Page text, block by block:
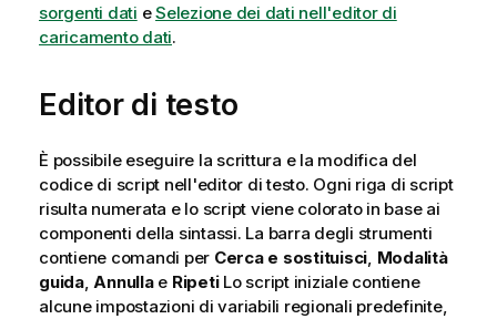
sorgenti dati eSelezione dei dati nell'editor di
caricamento dati.
Editor di testo
È possibile eseguire la scrittura e la modifica del
codice di script nell'editor di testo. Ogni riga di script
risulta numerata e lo script viene colorato in base ai
componenti della sintassi. La barra degli strumenti
contiene comandi per Cerca e sostituisci, Modalità
guida,Annullae RipetiLo script iniziale contiene
alcune impostazioni di variabili regionali predefinite,